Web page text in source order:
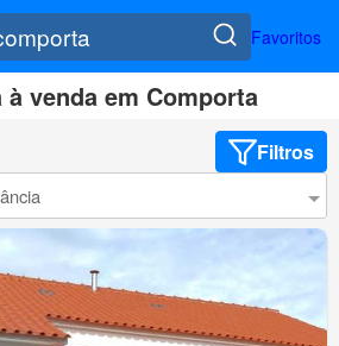
Favoritos
à venda em Comporta
Filtros